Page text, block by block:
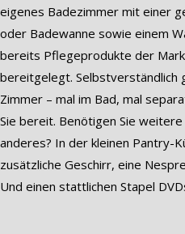
eigenes Badezimmer mit einer
oder Badewanne sowie einem
bereits Pflegeprodukte der
bereitgelegt. Selbstverständlich
Zimmer – mal im Bad, mal
Sie bereit. Benötigen Sie
anderes? In der kleinen Pantry-
zusätzliche Geschirr, eine
Und einen stattlichen Stapel